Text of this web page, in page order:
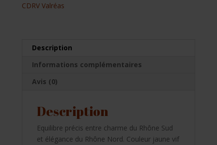
CDRV Valréas
Description
Informations complémentaires
Avis (0)
Description
Equilibre précis entre charme du Rhône Sud
et élégance du Rhône Nord. Couleur jaune vif